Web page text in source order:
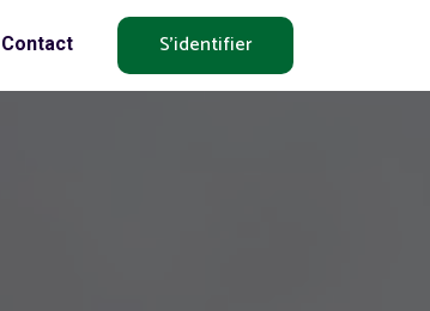
Contact S'identifier